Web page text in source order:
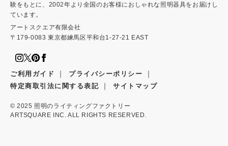
験をもとに、2002年より全国のお客様におしゃれな照明器具をお届けし
ています。
アートスクエア有限会社
〒179-0083 東京都練馬区平和台1-27-21 EAST
ご利用ガイド ｜ プライバシーポリシー ｜
特定商取引法に関する表記 ｜ サイトマップ
© 2025 照明のライティングファクトリー
ARTSQUARE INC. ALL RIGHTS RESERVED.